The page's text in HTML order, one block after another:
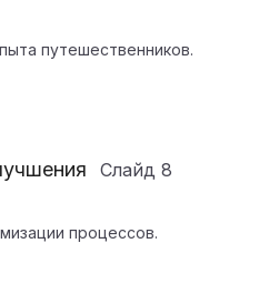
путешественников.
Слайд 8
процессов.